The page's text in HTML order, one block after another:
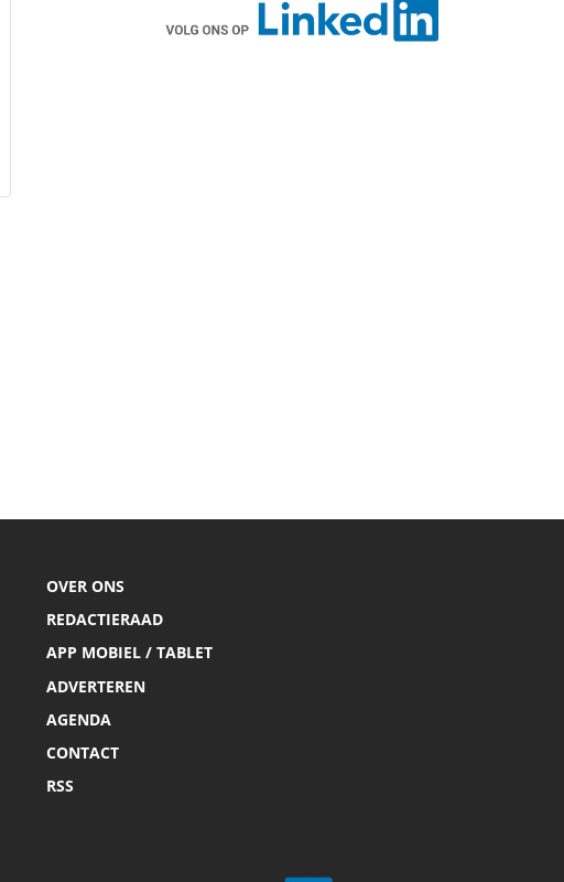
OVER ONS
REDACTIERAAD
APP MOBIEL / TABLET
ADVERTEREN
AGENDA
CONTACT
RSS